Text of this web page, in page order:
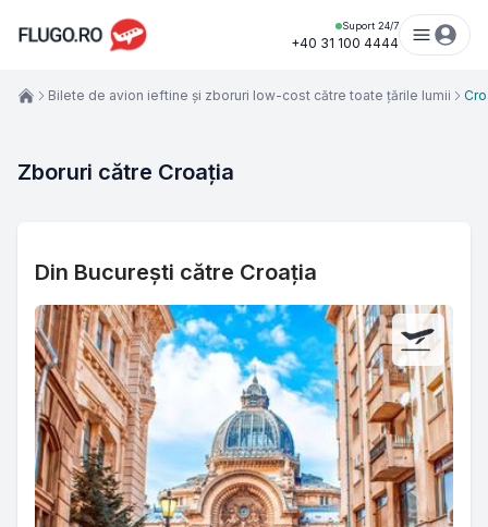
Suport 24/7
+40 31 100 4444
Bilete de avion ieftine şi zboruri low-cost către toate țările lumii
Zboruri către Croația
Din București către Croația